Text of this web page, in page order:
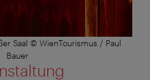
Saal © WienTourismus / Paul
Bauer